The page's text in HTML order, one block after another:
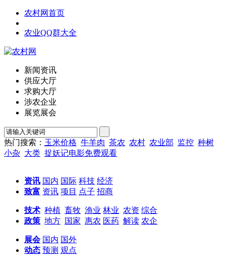
农村网首页
农业QQ群大全
新闻资讯
供应大厅
求购大厅
涉农企业
展览展会
热门搜索： 玉米价格 牛羊肉 茶农 农村 农业部 监控 种树
小杂 大类 捉妖记电影免费观看
资讯 国内 国际 科技 经济
致富 资讯 项目 点子 招商
技术 种植 畜牧 渔业 林业 农资 综合
政策 地方 国家 惠农 医药 解读 农企
展会 国内 国外
动态 预测 观点